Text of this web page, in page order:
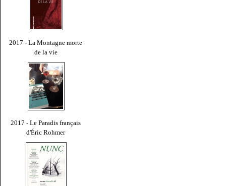
2017 - La Montagne morte
de la vie
2017 - Le Paradis français
d'Éric Rohmer